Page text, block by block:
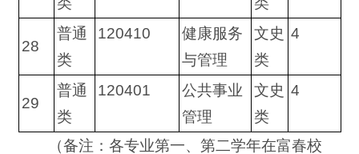
28
普通
类
120410
健康服务
与管理
文史
类
4
29
普通
类
120401
公共事业
管理
文史
类
4
（备注：各专业第一、第二学年在富春校